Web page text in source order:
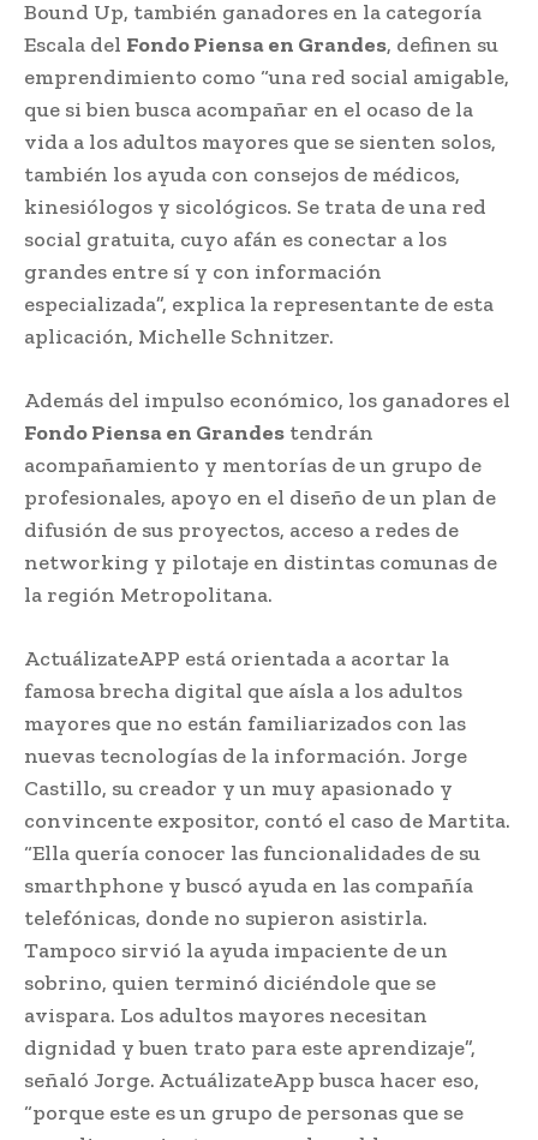
Bound Up, también ganadores en la categoría
Escala del Fondo Piensa en Grandes, definen su
emprendimiento como “una red social amigable,
que si bien busca acompañar en el ocaso de la
vida a los adultos mayores que se sienten solos,
también los ayuda con consejos de médicos,
kinesiólogos y sicológicos. Se trata de una red
social gratuita, cuyo afán es conectar a los
grandes entre sí y con información
especializada”, explica la representante de esta
aplicación, Michelle Schnitzer.
Además del impulso económico, los ganadores el
Fondo Piensa en Grandes tendrán
acompañamiento y mentorías de un grupo de
profesionales, apoyo en el diseño de un plan de
difusión de sus proyectos, acceso a redes de
networking y pilotaje en distintas comunas de
la región Metropolitana.
ActuálizateAPP está orientada a acortar la
famosa brecha digital que aísla a los adultos
mayores que no están familiarizados con las
nuevas tecnologías de la información. Jorge
Castillo, su creador y un muy apasionado y
convincente expositor, contó el caso de Martita.
“Ella quería conocer las funcionalidades de su
smarthphone y buscó ayuda en las compañía
telefónicas, donde no supieron asistirla.
Tampoco sirvió la ayuda impaciente de un
sobrino, quien terminó diciéndole que se
avispara. Los adultos mayores necesitan
dignidad y buen trato para este aprendizaje”,
señaló Jorge. ActuálizateApp busca hacer eso,
“porque este es un grupo de personas que se